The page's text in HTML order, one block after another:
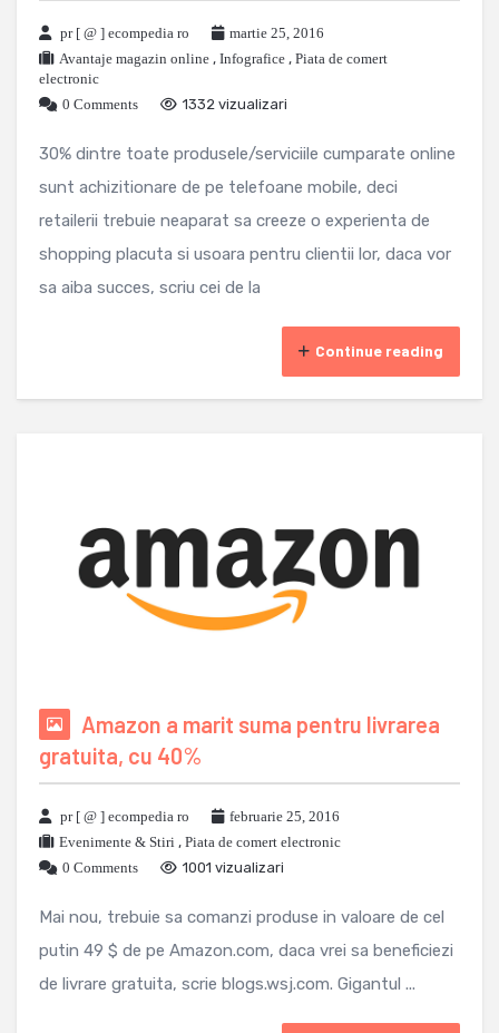
pr [ @ ] ecompedia ro
martie 25, 2016
Avantaje magazin online , Infografice , Piata de comert
electronic
0 Comments
1332 vizualizari
30% dintre toate produsele/serviciile cumparate online
sunt achizitionare de pe telefoane mobile, deci
retailerii trebuie neaparat sa creeze o experienta de
shopping placuta si usoara pentru clientii lor, daca vor
sa aiba succes, scriu cei de la
Continue reading
Amazon a marit suma pentru livrarea
gratuita, cu 40%
pr [ @ ] ecompedia ro
februarie 25, 2016
Evenimente & Stiri , Piata de comert electronic
0 Comments
1001 vizualizari
Mai nou, trebuie sa comanzi produse in valoare de cel
putin 49 $ de pe Amazon.com, daca vrei sa beneficiezi
de livrare gratuita, scrie blogs.wsj.com. Gigantul ...